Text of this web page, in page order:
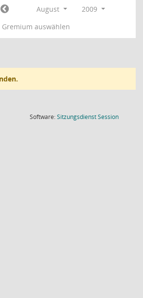
August
2009
Gremium auswählen
Software:SitzungsdienstSession(Wird in